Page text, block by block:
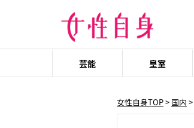
芸能 皇室
女性自身TOP> 国内 >